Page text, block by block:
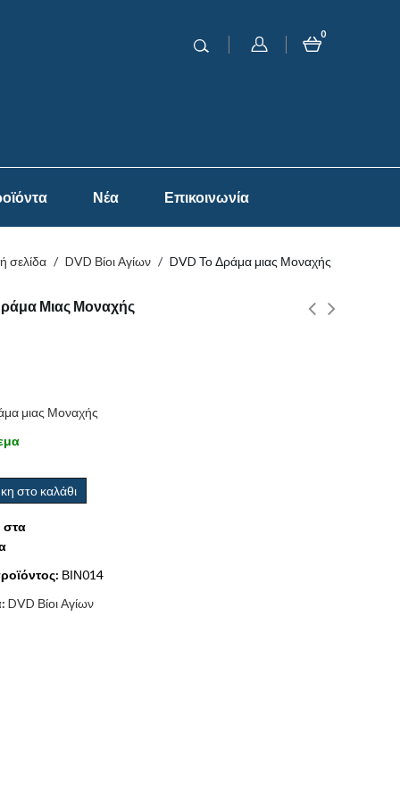
0
Νέα Επικοινωνία
σελίδα / DVD Βίοι Αγίων / DVD Το Δράμα μιας Μοναχής
Μιας Μοναχής
μιας Μοναχής
στο καλάθι
ΒΙΝ014
DVD Βίοι Αγίων